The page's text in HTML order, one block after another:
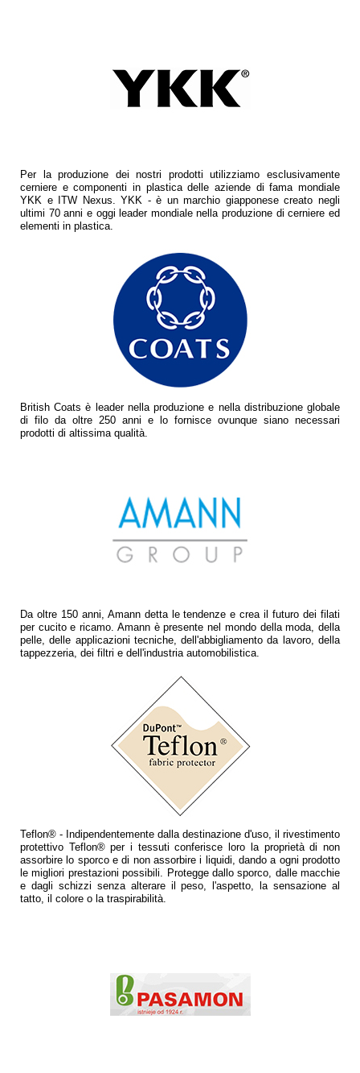
Per la produzione dei nostri prodotti utilizziamo esclusivamente
cerniere e componenti in plastica delle aziende di fama mondiale
YKK e ITW Nexus. YKK - è un marchio giapponese creato negli
ultimi 70 anni e oggi leader mondiale nella produzione di cerniere ed
elementi in plastica.
British Coats è leader nella produzione e nella distribuzione globale
di filo da oltre 250 anni e lo fornisce ovunque siano necessari
prodotti di altissima qualità.
Da oltre 150 anni, Amann detta le tendenze e crea il futuro dei filati
per cucito e ricamo. Amann è presente nel mondo della moda, della
pelle, delle applicazioni tecniche, dell'abbigliamento da lavoro, della
tappezzeria, dei filtri e dell'industria automobilistica.
Teflon® - Indipendentemente dalla destinazione d'uso, il rivestimento
protettivo Teflon® per i tessuti conferisce loro la proprietà di non
assorbire lo sporco e di non assorbire i liquidi, dando a ogni prodotto
le migliori prestazioni possibili. Protegge dallo sporco, dalle macchie
e dagli schizzi senza alterare il peso, l'aspetto, la sensazione al
tatto, il colore o la traspirabilità.